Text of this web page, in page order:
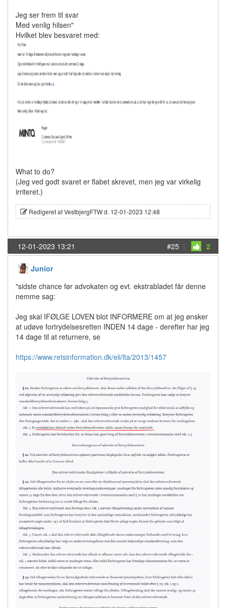
Jeg ser frem til svar
Med venlig hilsen"
Hvilket blev besvaret med:
What to do?
(Jeg ved godt svaret er flabet skrevet, men jeg var virkelig
irriteret.)
Redigeret af VestbjergFTW d. 12-01-2023 12:48
12-01-2023 13:21 #25 | 2
Junior
"sidste chance før advokaten og evt. ekstrabladet får denne
nemme sag:
Jeg skal IFØLGE LOVEN blot INFORMERE om at jeg ønsker
at udøve fortrydelsesretten INDEN 14 dage - derefter har jeg
14 dage til at returnere, se
https://www.retsinformation.dk/eli/lta/2013/1457